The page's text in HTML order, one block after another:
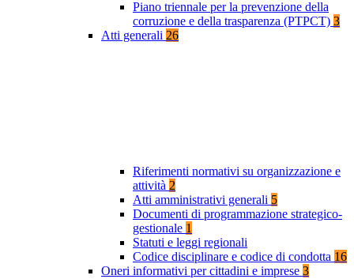
Piano triennale per la prevenzione della
corruzione e della trasparenza (PTPCT) 3
Atti generali 26
Riferimenti normativi su organizzazione e
attività 2
Atti amministrativi generali 5
Documenti di programmazione strategico-
gestionale 1
Statuti e leggi regionali
Codice disciplinare e codice di condotta 16
Oneri informativi per cittadini e imprese 3